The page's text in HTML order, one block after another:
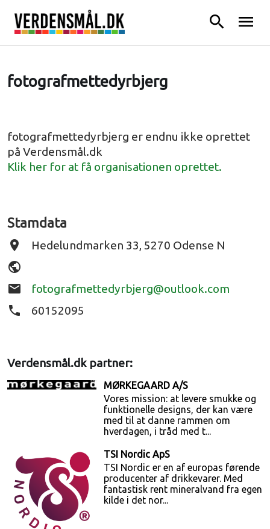
search menu
fotografmettedyrbjerg
fotografmettedyrbjerg er endnu ikke oprettet
på Verdensmål.dk
Klik her for at få organisationen oprettet.
Stamdata
place Hedelundmarken 33, 5270 Odense N
public
email
fotografmettedyrbjerg@outlook.com
phone 60152095
Verdensmål.dk partner:
MØRKEGAARD A/S
Vores mission: at levere smukke og
funktionelle designs, der kan være
med til at danne rammen om
hverdagen, i tråd med t...
TSI Nordic ApS
TSI Nordic er en af europas førende
producenter af drikkevarer. Med
fantastisk rent mineralvand fra egen
kilde i det nor...